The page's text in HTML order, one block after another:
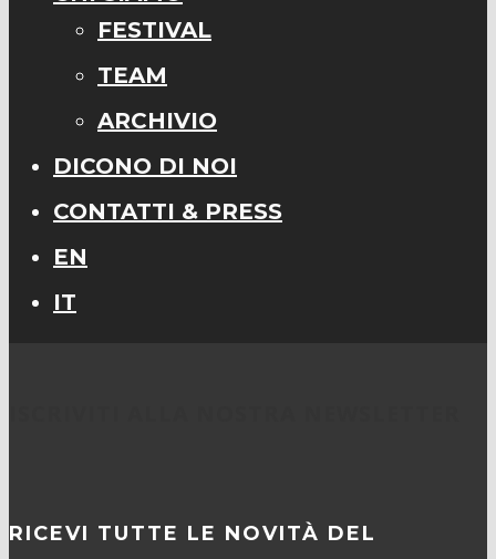
FESTIVAL
TEAM
ARCHIVIO
DICONO DI NOI
CONTATTI & PRESS
EN
IT
RICEVI TUTTE LE NOVITÀ DEL